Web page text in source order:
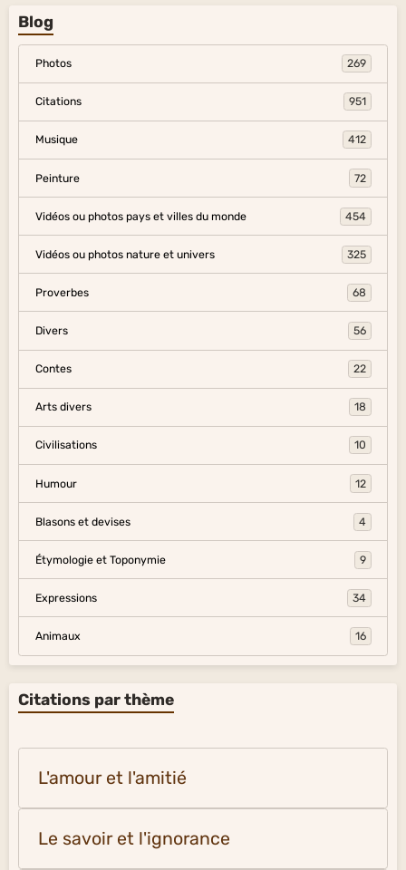
Blog
Photos 269
Citations 951
Musique 412
Peinture 72
Vidéos ou photos pays et villes du monde 454
Vidéos ou photos nature et univers 325
Proverbes 68
Divers 56
Contes 22
Arts divers 18
Civilisations 10
Humour 12
Blasons et devises 4
Étymologie et Toponymie 9
Expressions 34
Animaux 16
Citations par thème
L'amour et l'amitié
Le savoir et l'ignorance